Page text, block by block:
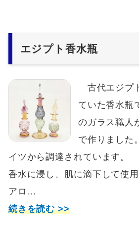
エジプト香水瓶
古代エジプ
ていた香水
のガラス職人
で作りました
イツから調達されています。
香水に浸し、肌に滴下して使
アロ…
続きを読む >>